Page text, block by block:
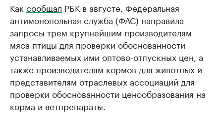
Как сообщал РБК в августе, Федеральная
антимонопольная служба (ФАС) направила
запросы трем крупнейшим производителям
мяса птицы для проверки обоснованности
устанавливаемых ими оптово-отпускных цен, а
также производителям кормов для животных и
представителям отраслевых ассоциаций для
проверки обоснованности ценообразования на
корма и ветпрепараты.